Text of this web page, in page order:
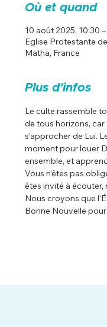
Où et quand
10 août 2025, 10:30 –
Eglise Protestante
Matha, France
Plus d'infos
Le culte rassemble
de tous horizons,
s’approcher de Lui.
moment pour louer
ensemble, et
Vous n’êtes pas
êtes invité à écouter,
Nous croyons que
Bonne Nouvelle